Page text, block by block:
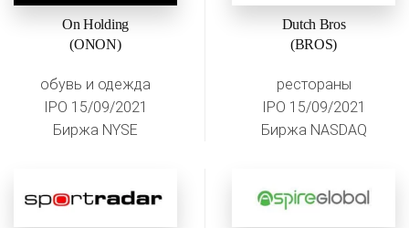
On Holding
(ONON)
обувь и одежда
IPO 15/09/2021
Биржа NYSE
Dutch Bros
(BROS)
рестораны
IPO 15/09/2021
Биржа NASDAQ